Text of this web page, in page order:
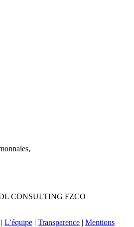
CONSULTING FZCO
| L’équipe | Transparence | Mentions